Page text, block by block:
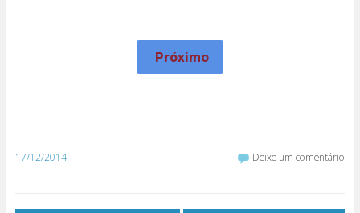
Próximo
17/12/2014 Deixe um comentário